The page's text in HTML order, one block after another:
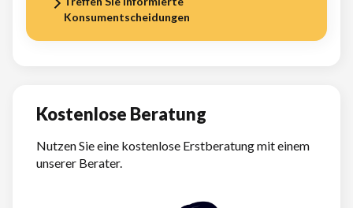
Konsumentscheidungen
Kostenlose Beratung
Nutzen Sie eine kostenlose Erstberatung mit einem
unserer Berater.